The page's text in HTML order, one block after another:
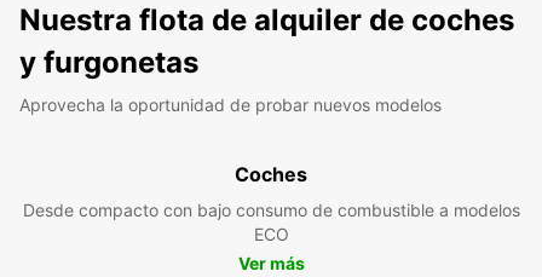
Nuestra flota de alquiler de coches
y furgonetas
Aprovecha la oportunidad de probar nuevos modelos
Coches
Desde compacto con bajo consumo de combustible a modelos
ECO
Ver más